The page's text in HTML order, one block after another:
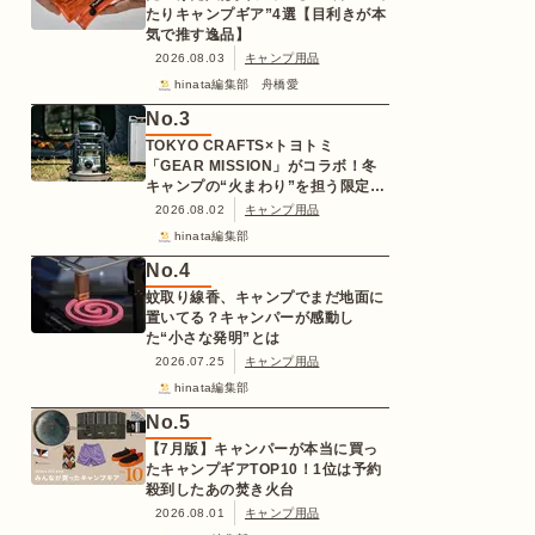
たりキャンプギア”4選【目利きが本
気で推す逸品】
2026.08.03
キャンプ用品
hinata編集部 舟橋愛
No.3
TOKYO CRAFTS×トヨトミ
「GEAR MISSION」がコラボ！冬
キャンプの“火まわり”を担う限定
K3クッキングストーブが登場
2026.08.02
キャンプ用品
hinata編集部
No.4
蚊取り線香、キャンプでまだ地面に
置いてる？キャンパーが感動し
た“小さな発明”とは
2026.07.25
キャンプ用品
hinata編集部
No.5
【7月版】キャンパーが本当に買っ
たキャンプギアTOP10！1位は予約
殺到したあの焚き火台
2026.08.01
キャンプ用品